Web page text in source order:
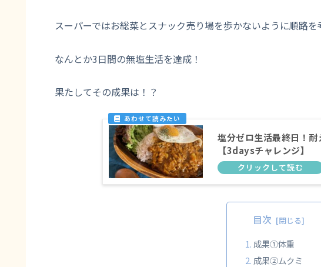
スーパーではお総菜とスナック売り場を歩かないように順路を
なんとか3日間の無塩生活を達成！
果たしてその成果は！？
塩分ゼロ生活最終日！
【3daysチャレンジ】
目次
成果①体重
成果②ムクミ